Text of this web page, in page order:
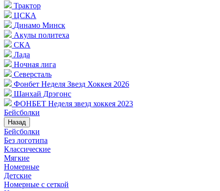
Трактор
ЦСКА
Динамо Минск
Акулы политеха
СКА
Лада
Ночная лига
Северсталь
Фонбет Неделя Звезд Хоккея 2026
Шанхай Дрэгонс
ФОНБЕТ Неделя звезд хоккея 2023
Бейсболки
Назад
Бейсболки
Без логотипа
Классические
Мягкие
Номерные
Детские
Номерные с сеткой